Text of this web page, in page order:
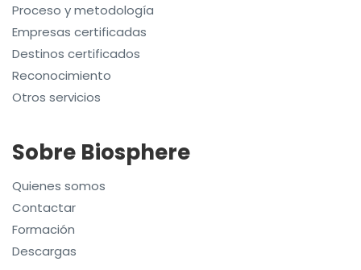
Proceso y metodología
Empresas certificadas
Destinos certificados
Reconocimiento
Otros servicios
Sobre Biosphere
Quienes somos
Contactar
Formación
Descargas